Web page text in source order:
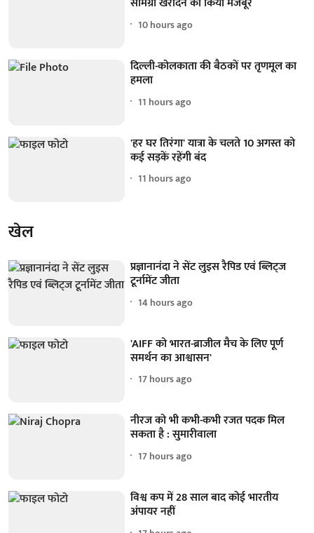
10 hours ago
दिल्ली-कोलकाता की बैठकों पर तृणमूल का
हमला
11 hours ago
'हर घर तिरंगा' यात्रा के चलते 10 अगस्त को
कई सड़कें रहेंगी बंद
11 hours ago
खेल
प्रज्ञानानंदा ने सेंट लुइस रैपिड एवं ब्लिट्ज
टूर्नामेंट जीता
14 hours ago
'AIFF को भारत-ब्राजील मैच के लिए पूर्ण
समर्थन का आश्वासन'
17 hours ago
नीरज को भी कभी-कभी रजत पदक मिल
सकता है : सुमारीवाला
17 hours ago
विश्व कप में 28 साल बाद कोई भारतीय
अंपायर नहीं